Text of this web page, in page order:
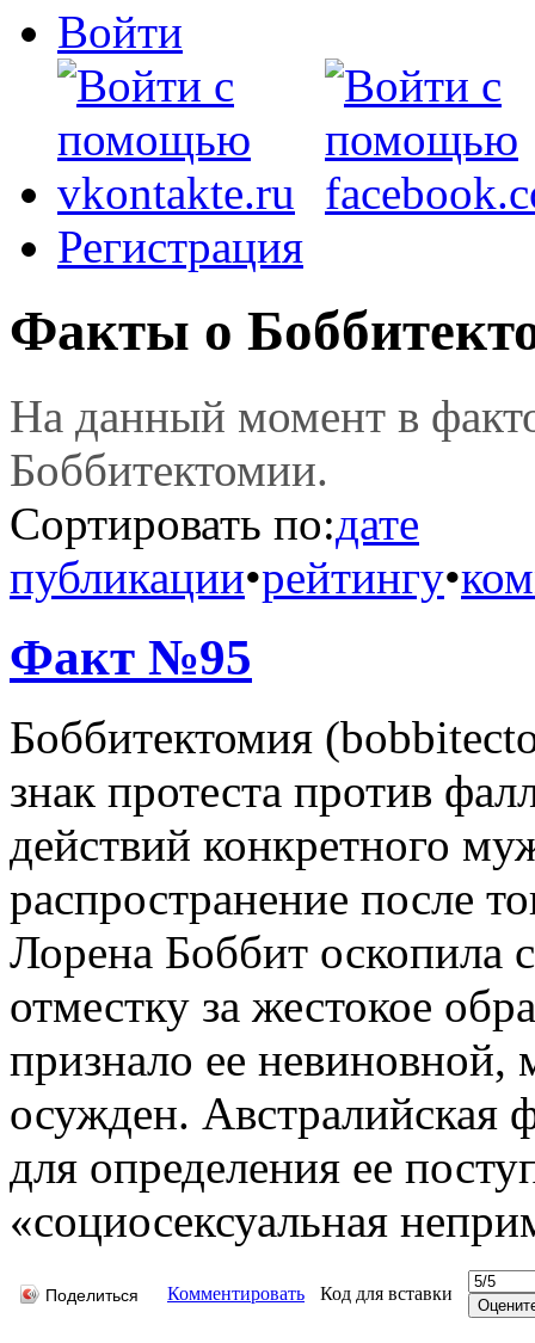
Войти
Регистрация
Факты о
На данный момент в
Боббитектомии.
Сортировать по:дате
публикации•рейтингу•
Факт №95
Боббитектомия
знак протеста против
действий конкретного
распространение после
Лорена Боббит оскопила
отместку за жестокое
признало ее
осужден.
для определения ее
«социосексуальная
Поделиться Комментировать Код для вставки